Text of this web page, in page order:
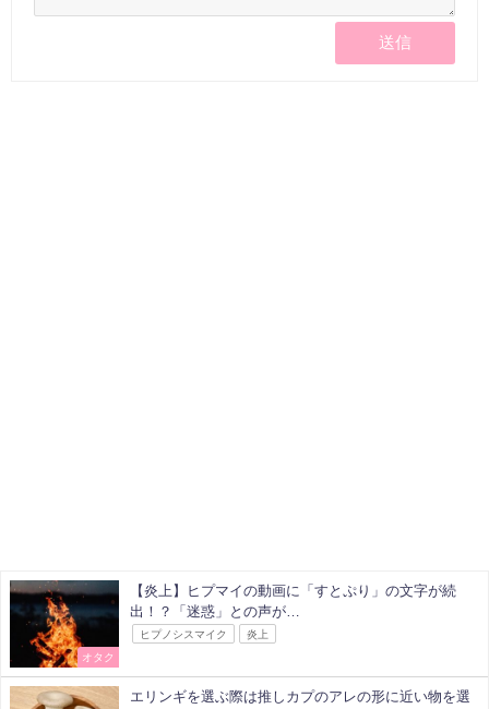
オタク
【炎上】ヒプマイの動画に「すとぷり」の文字が続
出！？「迷惑」との声が…
ヒプノシスマイク 炎上
エリンギを選ぶ際は推しカプのアレの形に近い物を選